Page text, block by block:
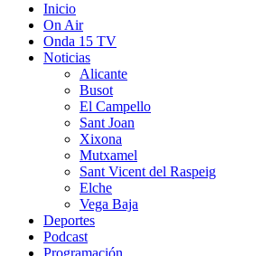
Inicio
On Air
Onda 15 TV
Noticias
Alicante
Busot
El Campello
Sant Joan
Xixona
Mutxamel
Sant Vicent del Raspeig
Elche
Vega Baja
Deportes
Podcast
Programación